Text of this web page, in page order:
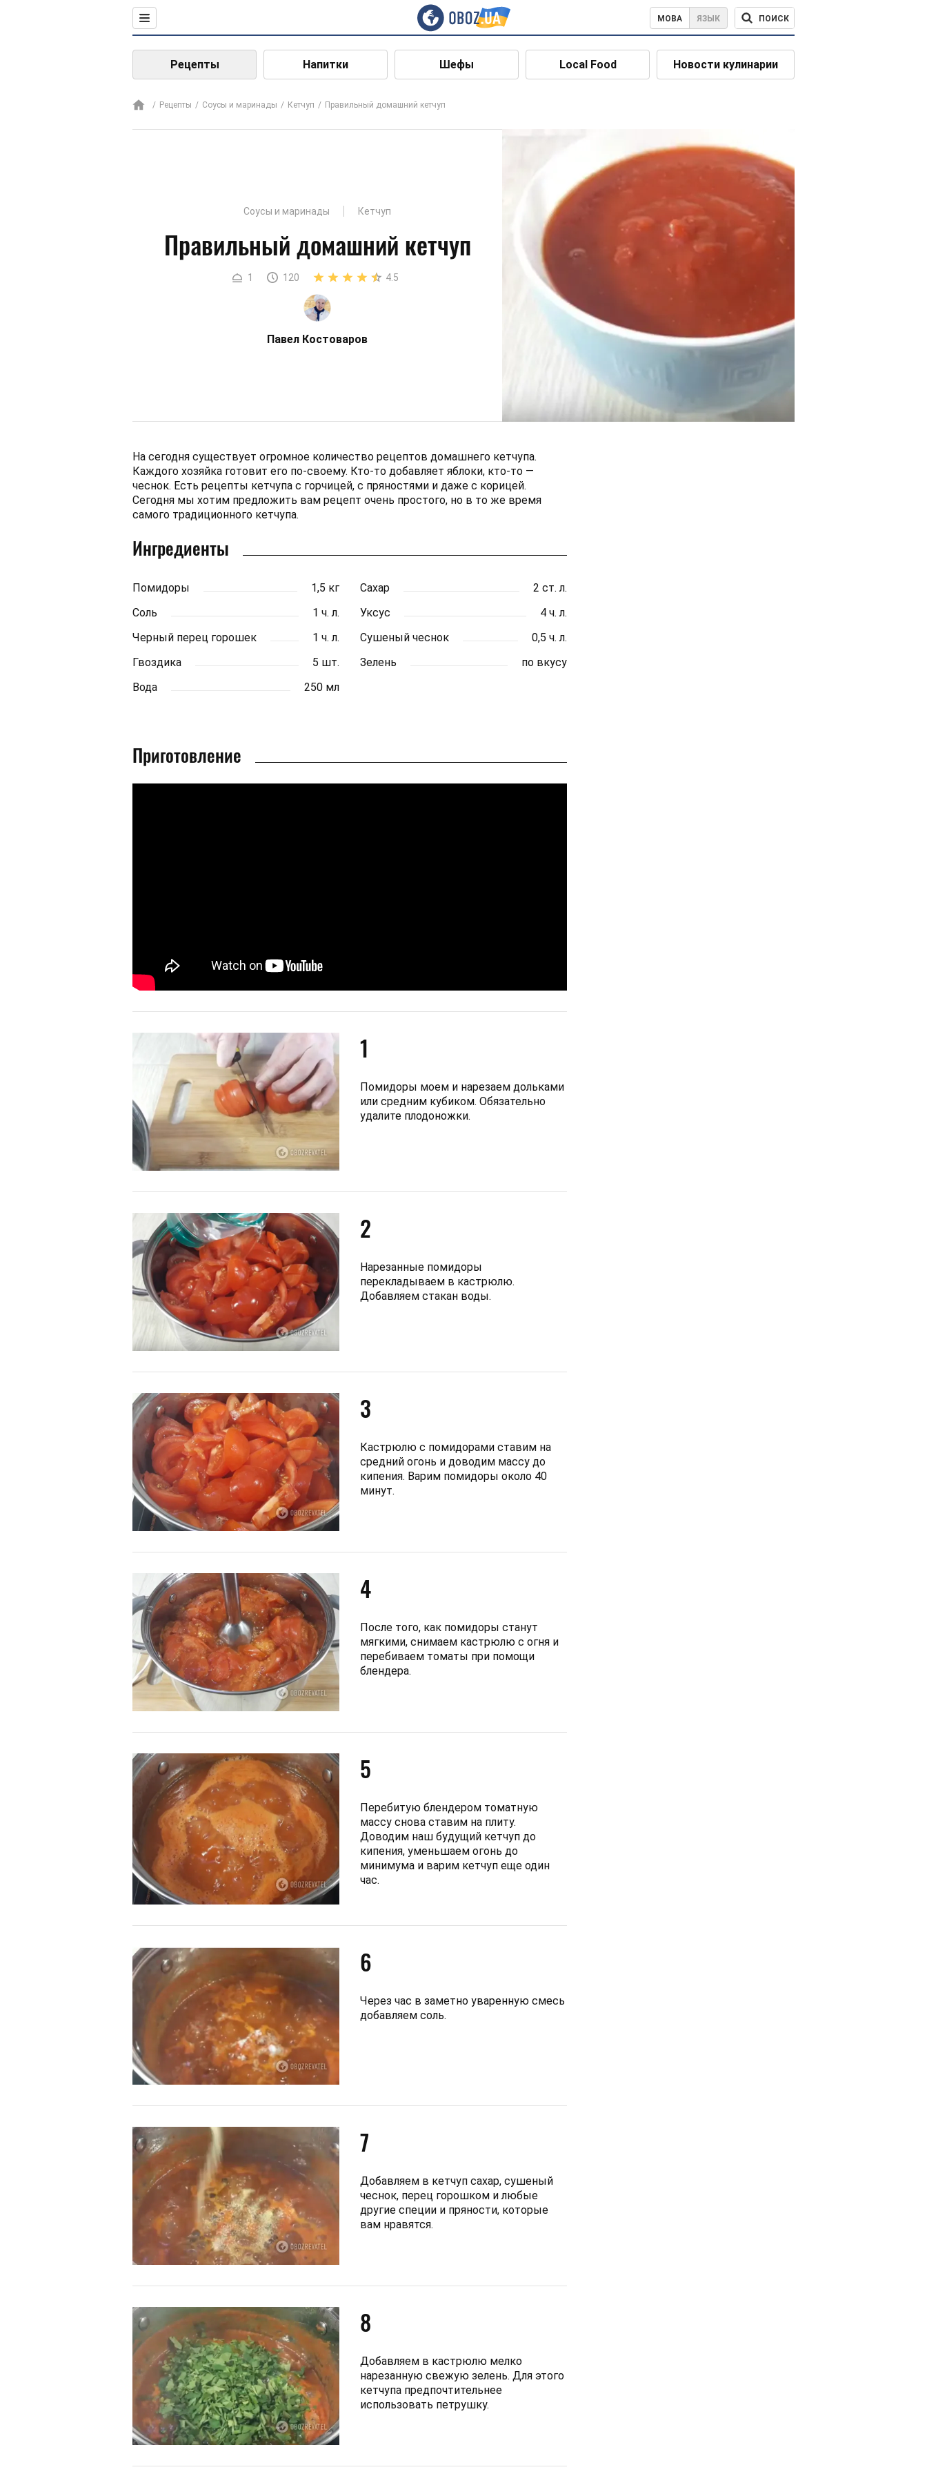
МОВА ЯЗЫК ПОИСК
Рецепты Напитки Шефы Local Food Новости кулинарии
Рецепты Соусы и маринады Кетчуп Правильный домашний кетчуп
Соусы и маринады Кетчуп
Правильный домашний кетчуп
1 120 4.5
Павел Костоваров
На сегодня существует огромное количество рецептов домашнего кетчупа.
Каждого хозяйка готовит его по-своему. Кто-то добавляет яблоки, кто-то —
чеснок. Есть рецепты кетчупа с горчицей, с пряностями и даже с корицей.
Сегодня мы хотим предложить вам рецепт очень простого, но в то же время
самого традиционного кетчупа.
Ингредиенты
Помидоры 1,5 кг Сахар
2 ст. л.
Соль
1 ч. л. Уксус
4 ч. л.
Черный перец горошек
1 ч. л. Сушеный чеснок
0,5 ч. л.
Гвоздика
5 шт. Зелень
по вкусу
Вода
250 мл
Приготовление
1
Помидоры моем и нарезаем дольками
или средним кубиком. Обязательно
удалите плодоножки.
2
Нарезанные помидоры
перекладываем в кастрюлю.
Добавляем стакан воды.
3
Кастрюлю с помидорами ставим на
средний огонь и доводим массу до
кипения. Варим помидоры около 40
минут.
4
После того, как помидоры станут
мягкими, снимаем кастрюлю с огня и
перебиваем томаты при помощи
блендера.
5
Перебитую блендером томатную
массу снова ставим на плиту.
Доводим наш будущий кетчуп до
кипения, уменьшаем огонь до
минимума и варим кетчуп еще один
час.
6
Через час в заметно уваренную смесь
добавляем соль.
7
Добавляем в кетчуп сахар, сушеный
чеснок, перец горошком и любые
другие специи и пряности, которые
вам нравятся.
8
Добавляем в кастрюлю мелко
нарезанную свежую зелень. Для этого
кетчупа предпочтительнее
использовать петрушку.